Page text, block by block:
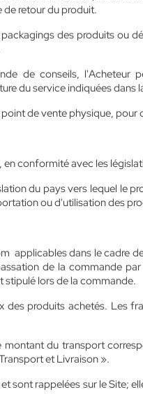
de retour du produit.
des produits ou
de conseils, l'Acheteur
du service indiquées dans
de vente physique, pour
conformité avec les
du pays vers lequel le
ou d'utilisation des
applicables dans le cadre
de la commande
stipulé lors de la commande.
produits achetés. Les
du transport
et Livraison ».
sont rappelées sur le Site;